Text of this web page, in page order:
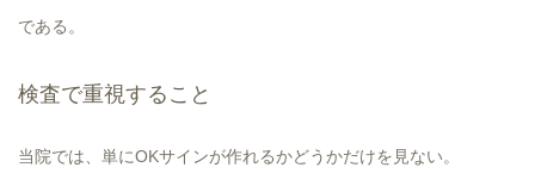
である。
検査で重視すること
当院では、単にOKサインが作れるかどうかだけを見ない。